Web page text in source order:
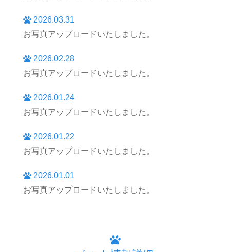
2026.03.31
お写真アップロードいたしました。
2026.02.28
お写真アップロードいたしました。
2026.01.24
お写真アップロードいたしました。
2026.01.22
お写真アップロードいたしました。
2026.01.01
お写真アップロードいたしました。